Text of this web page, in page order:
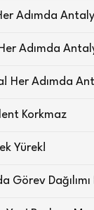
Adımda
Adımda
Her Adımda
Korkmaz
Yürek!
Görev